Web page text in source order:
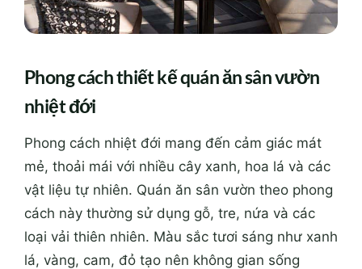
Phong cách thiết kế quán ăn sân vườn
nhiệt đới
Phong cách nhiệt đới mang đến cảm giác mát
mẻ, thoải mái với nhiều cây xanh, hoa lá và các
vật liệu tự nhiên. Quán ăn sân vườn theo phong
cách này thường sử dụng gỗ, tre, nứa và các
loại vải thiên nhiên. Màu sắc tươi sáng như xanh
lá, vàng, cam, đỏ tạo nên không gian sống